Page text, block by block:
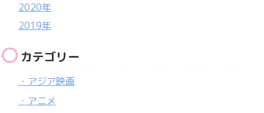
2020年
2019年
カテゴリー
・アジア映画
・アニメ